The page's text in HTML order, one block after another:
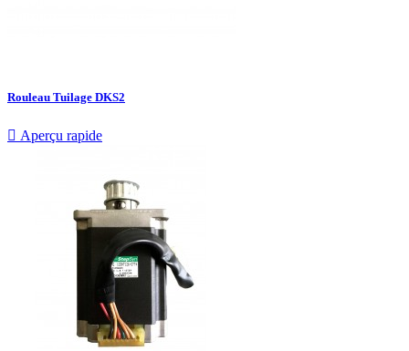
Rouleau Tuilage DKS2
 Aperçu rapide